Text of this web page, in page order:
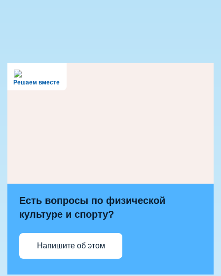
Решаем вместе
Есть вопросы по физической
культуре и спорту?
Напишите об этом